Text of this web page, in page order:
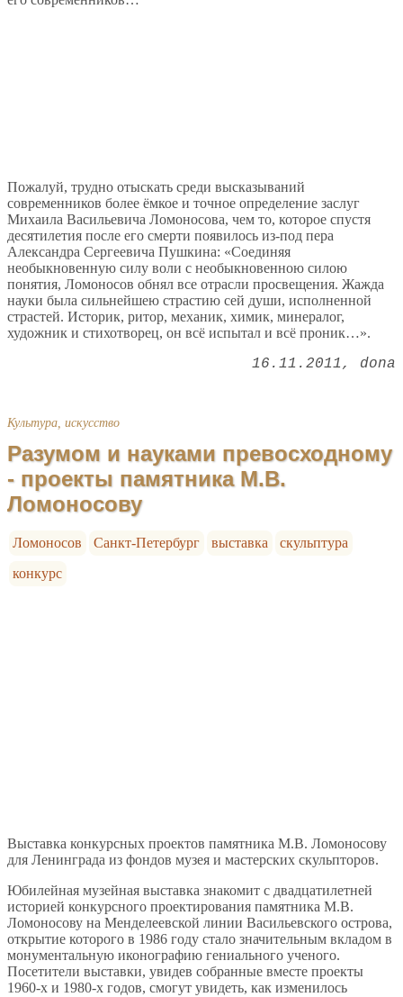
Пожалуй, трудно отыскать среди высказываний
современников более ёмкое и точное определение заслуг
Михаила Васильевича Ломоносова, чем то, которое спустя
десятилетия после его смерти появилось из-под пера
Александра Сергеевича Пушкина: «Соединяя
необыкновенную силу воли с необыкновенною силою
понятия, Ломоносов обнял все отрасли просвещения. Жажда
науки была сильнейшею страстию сей души, исполненной
страстей. Историк, ритор, механик, химик, минералог,
художник и стихотворец, он всё испытал и всё проник…».
16.11.2011 dona
Культура, искусство
Разумом и науками превосходному
- проекты памятника М.В.
Ломоносову
Ломоносов Санкт-Петербург выставка
скульптура
конкурс
Выставка конкурсных проектов памятника М.В. Ломоносову
для Ленинграда из фондов музея и мастерских скульпторов.
Юбилейная музейная выставка знакомит с двадцатилетней
историей конкурсного проектирования памятника М.В.
Ломоносову на Менделеевской линии Васильевского острова,
открытие которого в 1986 году стало значительным вкладом в
монументальную иконографию гениального ученого.
Посетители выставки, увидев собранные вместе проекты
1960-х и 1980-х годов, смогут увидеть, как изменилось